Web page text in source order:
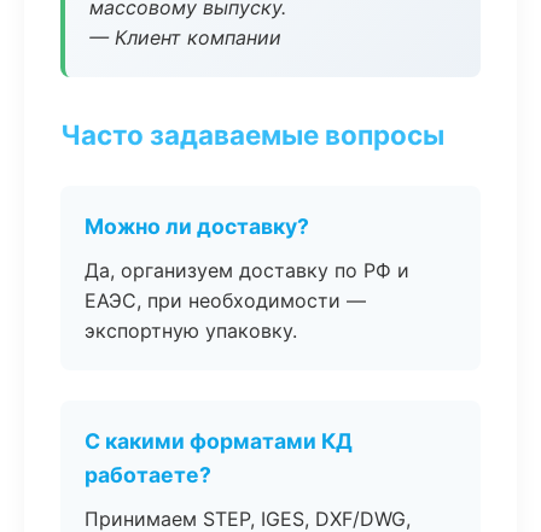
массовому выпуску.
— Клиент компании
Часто задаваемые вопросы
Можно ли доставку?
Да, организуем доставку по РФ и
ЕАЭС, при необходимости —
экспортную упаковку.
С какими форматами КД
работаете?
Принимаем STEP, IGES, DXF/DWG,